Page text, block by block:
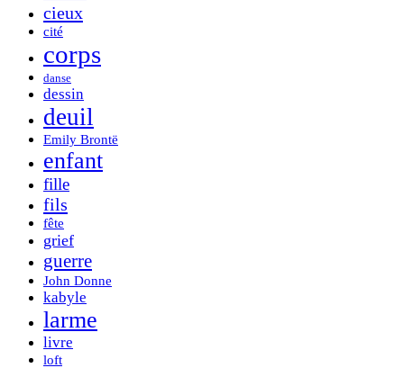
cieux
cité
corps
danse
dessin
deuil
Emily Brontë
enfant
fille
fils
fête
grief
guerre
John Donne
kabyle
larme
livre
loft